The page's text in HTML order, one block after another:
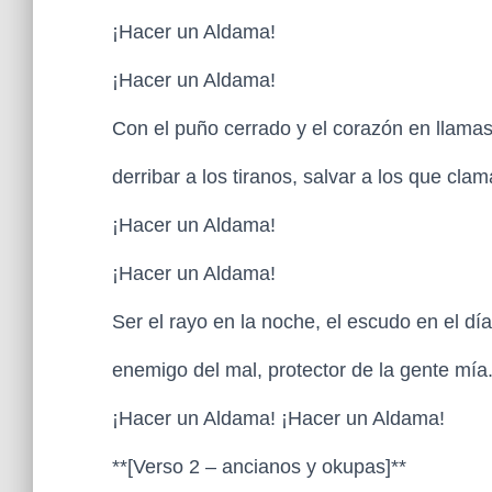
¡Hacer un Aldama!
¡Hacer un Aldama!
Con el puño cerrado y el corazón en
derribar a los tiranos, salvar a los que
¡Hacer un Aldama!
¡Hacer un Aldama!
Ser el rayo en la noche, el escudo en el
enemigo del mal, protector de la gente mía.
¡Hacer un Aldama! ¡Hacer un Aldama!
**[Verso 2 – ancianos y okupas]**